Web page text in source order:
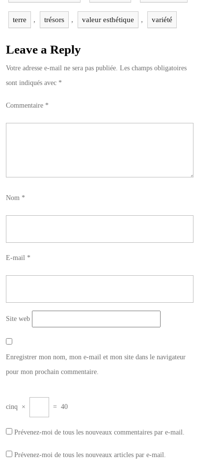
terre , trésors , valeur esthétique , variété
Leave a Reply
Votre adresse e-mail ne sera pas publiée. Les champs obligatoires
sont indiqués avec *
Commentaire *
Nom *
E-mail *
Site web
Enregistrer mon nom, mon e-mail et mon site dans le navigateur
pour mon prochain commentaire.
cinq × = 40
Prévenez-moi de tous les nouveaux commentaires par e-mail.
Prévenez-moi de tous les nouveaux articles par e-mail.